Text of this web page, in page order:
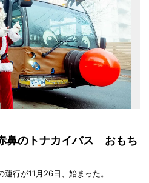
鼻のトナカイバス おもち
行が11月26日、始まった。